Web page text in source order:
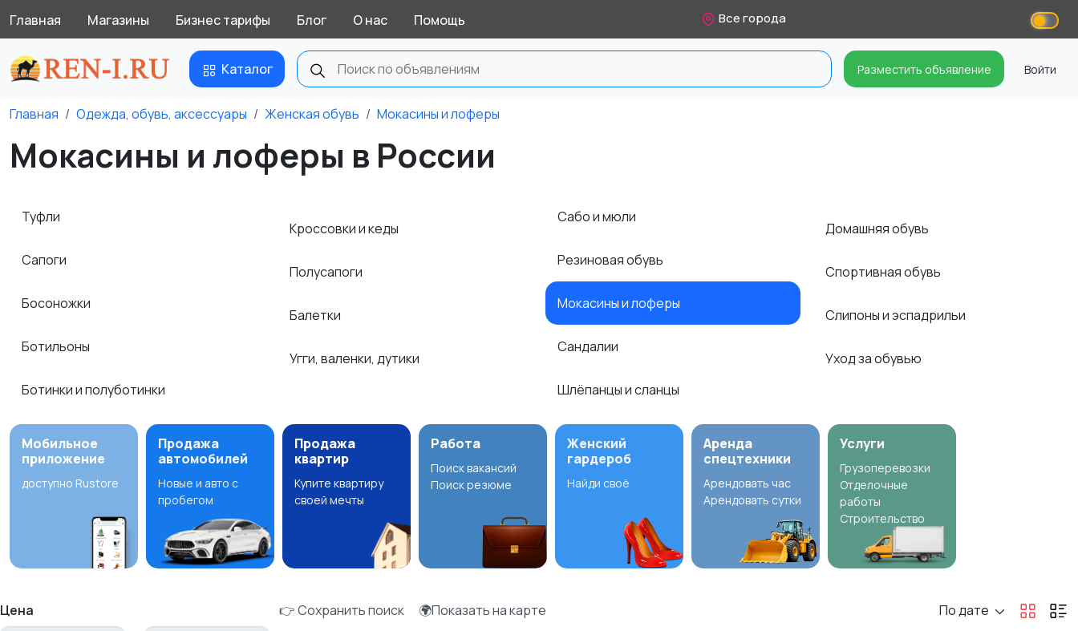
Главная Магазины Бизнес тарифы Блог О нас Помощь Все города
Каталог Разместить объявление Войти
Главная Одежда, обувь, аксессуары Женская обувь Мокасины и лоферы
Мокасины и лоферы в России
Туфли
Сапоги
Босоножки
Ботильоны
Ботинки и полуботинки
Кроссовки и кеды
Полусапоги
Балетки
Угги, валенки, дутики
Сабо и мюли
Резиновая обувь
Мокасины и лоферы
Сандалии
Шлёпанцы и сланцы
Домашняя обувь
Спортивная обувь
Слипоны и эспадрильи
Уход за обувью
Мобильное
приложение
доступно Rustore
Продажа
автомобилей
Новые и авто с
пробегом
Продажа
квартир
Купите квартиру
своей мечты
Работа
Поиск вакансий
Поиск резюме
Женский
гардероб
Найди своё
Аренда
спецтехники
Арендовать час
Арендовать сутки
Услуги
Грузоперевозки
Отделочные
работы
Строительство
Цена 👉 Сохранить поиск 🌍Показать на карте По дате